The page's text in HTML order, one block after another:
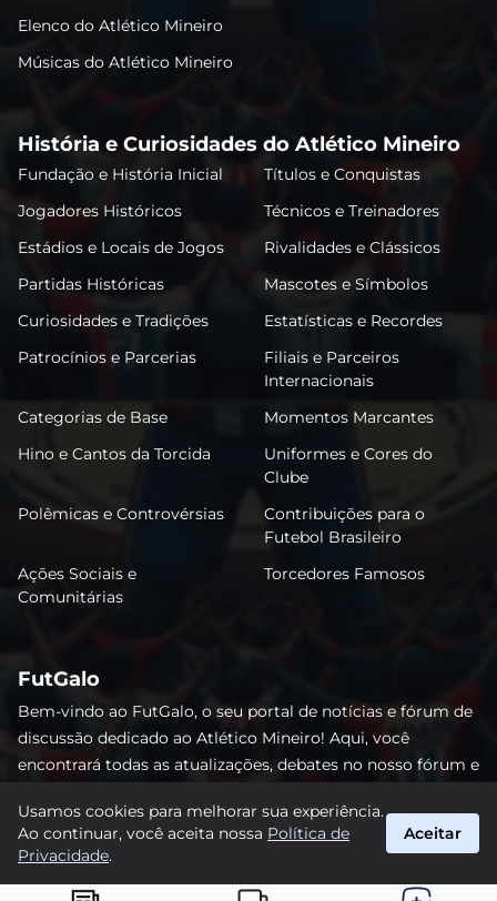
Elenco do Atlético Mineiro
Músicas do Atlético Mineiro
História e Curiosidades do Atlético Mineiro
Fundação e História Inicial
Títulos e Conquistas
Jogadores Históricos
Técnicos e Treinadores
Estádios e Locais de Jogos
Rivalidades e Clássicos
Partidas Históricas
Mascotes e Símbolos
Curiosidades e Tradições
Estatísticas e Recordes
Patrocínios e Parcerias
Filiais e Parceiros
Internacionais
Categorias de Base
Momentos Marcantes
Hino e Cantos da Torcida
Uniformes e Cores do
Clube
Polêmicas e Controvérsias
Contribuições para o
Futebol Brasileiro
Ações Sociais e
Comunitárias
Torcedores Famosos
FutGalo
Bem-vindo ao FutGalo, o seu portal de notícias e fórum de
discussão dedicado ao Atlético Mineiro! Aqui, você
encontrará todas as atualizações, debates no nosso fórum e
e junte-se à comunidade alvinegra mais vibrante da
internet! #AtléticoMineiro #FutGalo
Usamos cookies para melhorar sua experiência.
Ao continuar, você aceita nossa Política de
Privacidade.
Aceitar